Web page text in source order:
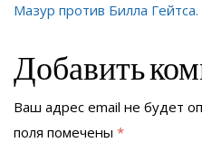
Мазур против Билла
Добавить
Ваш адрес email не будет
поля помечены *